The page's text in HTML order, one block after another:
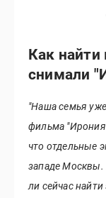
Как найти
снимали
"Наша семья
фильма
что отдельные
западе Москвы.
ли сейчас